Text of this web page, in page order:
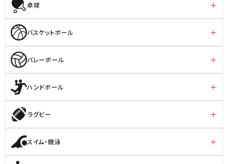
卓球
バスケットボール
バレーボール
ハンドボール
ラグビー
スイム・競泳